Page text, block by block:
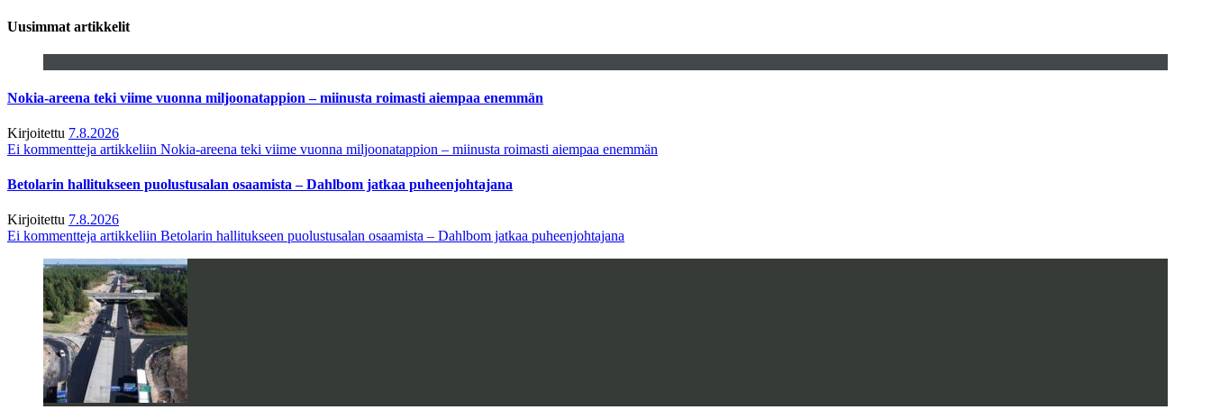
Uusimmat artikkelit
Nokia-areena teki viime vuonna miljoonatappion – miinusta roimasti aiempaa enemmän
Kirjoitettu 7.8.2026
Ei kommentteja artikkeliin Nokia-areena teki viime vuonna miljoonatappion – miinusta roimasti aiempaa enemmän
Betolarin hallitukseen puolustusalan osaamista – Dahlbom jatkaa puheenjohtajana
Kirjoitettu 7.8.2026
Ei kommentteja artikkeliin Betolarin hallitukseen puolustusalan osaamista – Dahlbom jatkaa puheenjohtajana